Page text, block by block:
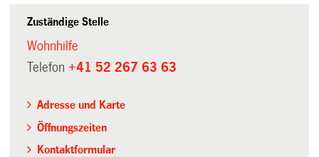
Zuständige Stelle
Wohnhilfe
Telefon+41 52 267 63 63
Adresse und Karte
Öffnungszeiten
Kontaktformular